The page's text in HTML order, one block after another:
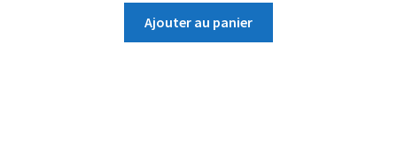
Ajouter au panier